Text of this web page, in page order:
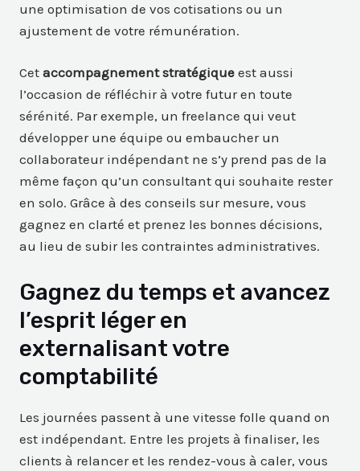
une optimisation de vos cotisations ou un
ajustement de votre rémunération.
Cetaccompagnement stratégique est aussi
l’occasion de réfléchir à votre futur en toute
sérénité. Par exemple, un freelance qui veut
développer une équipe ou embaucher un
collaborateur indépendant ne s’y prend pas de la
même façon qu’un consultant qui souhaite rester
en solo. Grâce à des conseils sur mesure, vous
gagnez en clarté et prenez les bonnes décisions,
au lieu de subir les contraintes administratives.
Gagnez du temps et avancez
l’esprit léger en
externalisant votre
comptabilité
Les journées passent à une vitesse folle quand on
est indépendant. Entre les projets à finaliser, les
clients à relancer et les rendez-vous à caler, vous